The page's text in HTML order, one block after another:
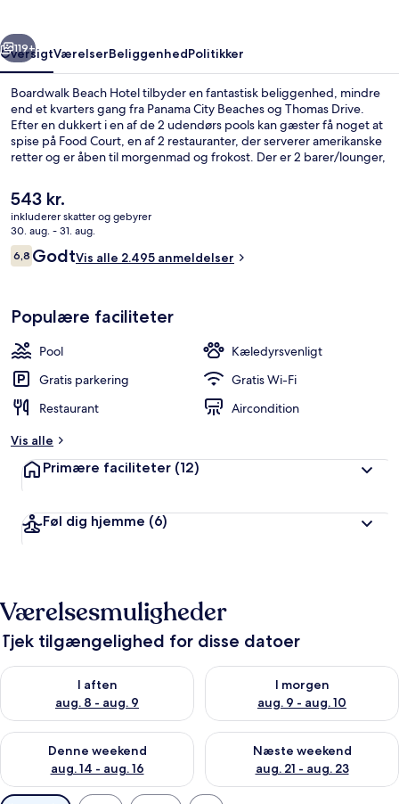
Næste
119+
OversigtVærelserBeliggenhedPolitikker
Boardwalk Beach Hotel tilbyder en fantastisk beliggenhed, mindre
end et kvarters gang fra Panama City Beaches og Thomas Drive.
Efter en dukkert i en af de 2 udendørs pools kan gæster få noget at
spise på Food Court, en af 2 restauranter, der serverer amerikanske
retter og er åben til morgenmad og frokost. Der er 2 barer/lounger,
mikrobølgeovn. Rejsende har kun godt at sige om stedets
beliggenhed ved stranden.
Den
nuværende
pris
er
543 kr.
543 kr.
inkluderer skatter og gebyrer
30. aug. - 31. aug.
Anmeldelser
6,86,8 ud af 10.
GodtVis alle 2.495 anmeldelser
Populære faciliteter
Pool
Kæledyrsvenligt
Gratis parkering
Gratis Wi-Fi
Restaurant
Aircondition
Vis alle
Primære faciliteter (12)
Føl dig hjemme (6)
Værelsesmuligheder
Tjek tilgængelighed for disse datoer
I aften
aug. 8 - aug. 9
Tjek tilgængelighed for i aften aug. 8 - aug. 9
I morgen
aug. 9 - aug. 10
Tjek tilgængelighed for i
Denne weekend
aug. 14 - aug. 16
Tjek tilgængelighed for denne weekend aug. 14 - aug. 16
Næste weekend
aug. 21 - aug. 23
Tjek tilgængelighed for næste